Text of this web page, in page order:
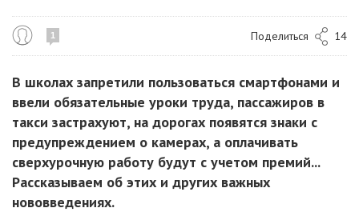
1 Поделиться 14
В школах запретили пользоваться смартфонами и
ввели обязательные уроки труда, пассажиров в
такси застрахуют, на дорогах появятся знаки с
предупреждением о камерах, а оплачивать
сверхурочную работу будут с учетом премий...
Рассказываем об этих и других важных
нововведениях.